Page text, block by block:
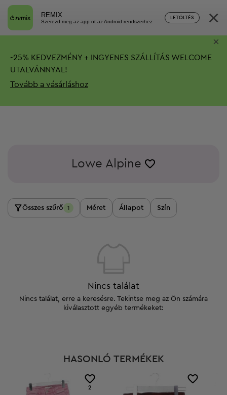
REMIX
Szerezd meg az app-ot az Android rendszerhez
LETÖLTÉS ×
-25% KEDVEZMÉNY + INGYENES SZÁLLÍTÁS WELCOME
UTALVÁNNYAL!
Tovább a vásárláshoz
×
Lowe Alpine
Összes szűrő 1 Méret Állapot Szín
Nincs találat
Nincs találat, erre a keresésre. Tekintse meg az Ön számára
kiválasztott egyéb termékeket:
HASONLÓ TERMÉKEK
2